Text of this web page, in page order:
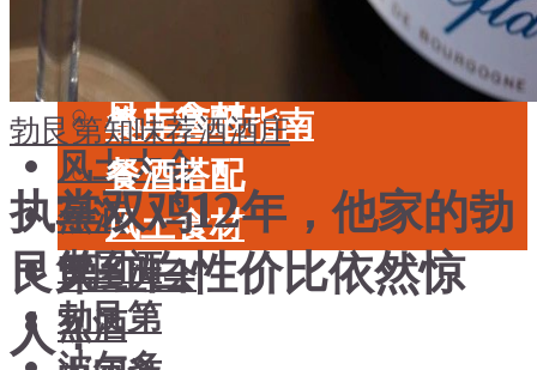
餐酒搭配
风土食材
风土大会
烈酒
中国酒
勃艮第
品鉴专栏
美食
餐厅酒吧指南
餐酒搭配
风土食材
风土大会
烈酒
勃艮第知味荐酒酒庄
执掌双鸡12年，他家的勃
艮第红白性价比依然惊
人！